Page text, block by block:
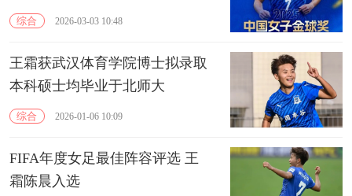
综合 2026-03-03 10:48
王霜获武汉体育学院博士拟录取
本科硕士均毕业于北师大
综合 2026-01-06 10:09
FIFA年度女足最佳阵容评选 王
霜陈晨入选